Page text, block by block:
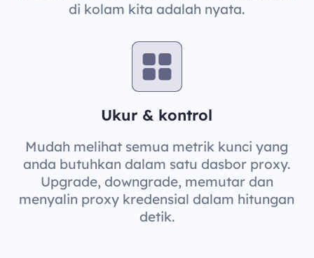
di kolam kita adalah nyata.
Ukur & kontrol
Mudah melihat semua metrik kunci yang
anda butuhkan dalam satu dasbor proxy.
Upgrade, downgrade, memutar dan
menyalin proxy kredensial dalam hitungan
detik.